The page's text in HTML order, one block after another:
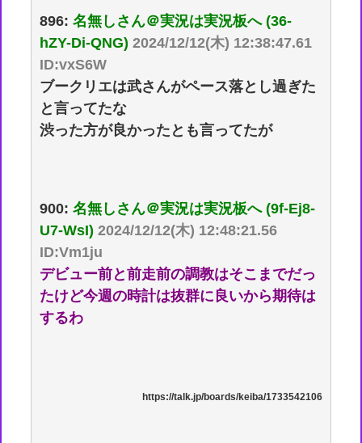
896:名無しさん＠実況は実況板へ (36-
hZY-Di-QNG) 2024/12/12(木) 12:38:47.61
ID:vxS6W
ブークリエは武さんがペース落とし過ぎた
と言ってたな
渋った方が良かったとも言ってたが
900:名無しさん＠実況は実況板へ (9f-Ej8-
U7-WsI) 2024/12/12(木) 12:48:21.56
ID:Vm1ju
デビュー前と前走前の調教はそこまでだっ
たけど今週の時計は抜群に良いから期待は
するわ
https://talk.jp/boards/keiba/1733542106